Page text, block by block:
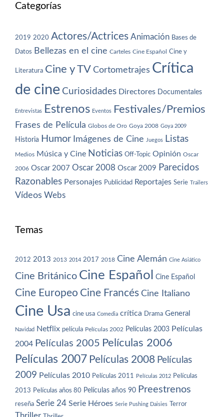
Categorías
2019 2020 Actores/Actrices Animación Bases de
Datos Bellezas en el cine Carteles Cine Español Cine y
Literatura Cine y TV Cortometrajes Crítica
de cine Curiosidades Directores Documentales
Entrevistas Estrenos Eventos Festivales/Premios
Frases de Película Globos de Oro Goya 2008 Goya 2009
Historia Humor Imágenes de Cine Juegos Listas
Medios Música y Cine Noticias Off-Topic Opinión Oscar
2006 Oscar 2007 Oscar 2008 Oscar 2009 Parecidos
Razonables Personajes Publicidad Reportajes Serie Trailers
Vídeos Webs
Temas
2012 2013 2013 2014 2017 2018 Cine Alemán Cine Asiático
Cine Británico Cine Español Cine Español
Cine Europeo Cine Francés Cine Italiano
Cine Usa cine usa Comedia crítica Drama General
Navidad Netflix película Películas 2002 Películas 2003 Películas
2004 Películas 2005 Películas 2006
Películas 2007 Películas 2008 Películas
2009 Películas 2010 Películas 2011 Películas 2012 Películas
2013 Películas años 80 Películas años 90 Preestrenos
reseña Serie 24 Serie Héroes Serie Pushing Daisies Terror